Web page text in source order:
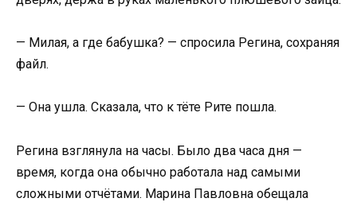
— Милая, а где бабушка? — спросила Регина, сохраняя
файл.
— Она ушла. Сказала, что к тёте Рите пошла.
Регина взглянула на часы. Было два часа дня —
время, когда она обычно работала над самыми
сложными отчётами. Марина Павловна обещала